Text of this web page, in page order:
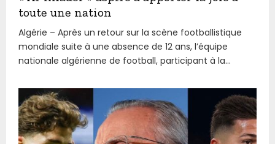
toute une nation
Algérie – Après un retour sur la scène footballistique
mondiale suite à une absence de 12 ans, l’équipe
nationale algérienne de football, participant à la...